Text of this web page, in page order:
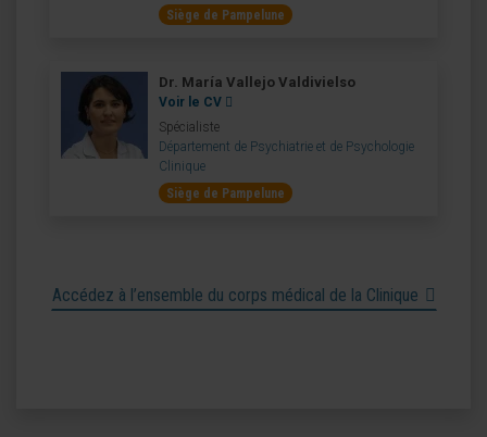
Siège de Pampelune
Dr. María Vallejo Valdivielso
Voir le CV
Spécialiste
Département de Psychiatrie et de Psychologie
Clinique
Siège de Pampelune
Accédez à l’ensemble du corps médical de la Clinique